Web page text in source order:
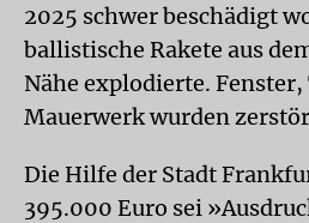
2025 schwer beschädigt
ballistische Rakete aus
Nähe explodierte.
Mauerwerk wurden
Die Hilfe der Stadt
395.000 Euro sei